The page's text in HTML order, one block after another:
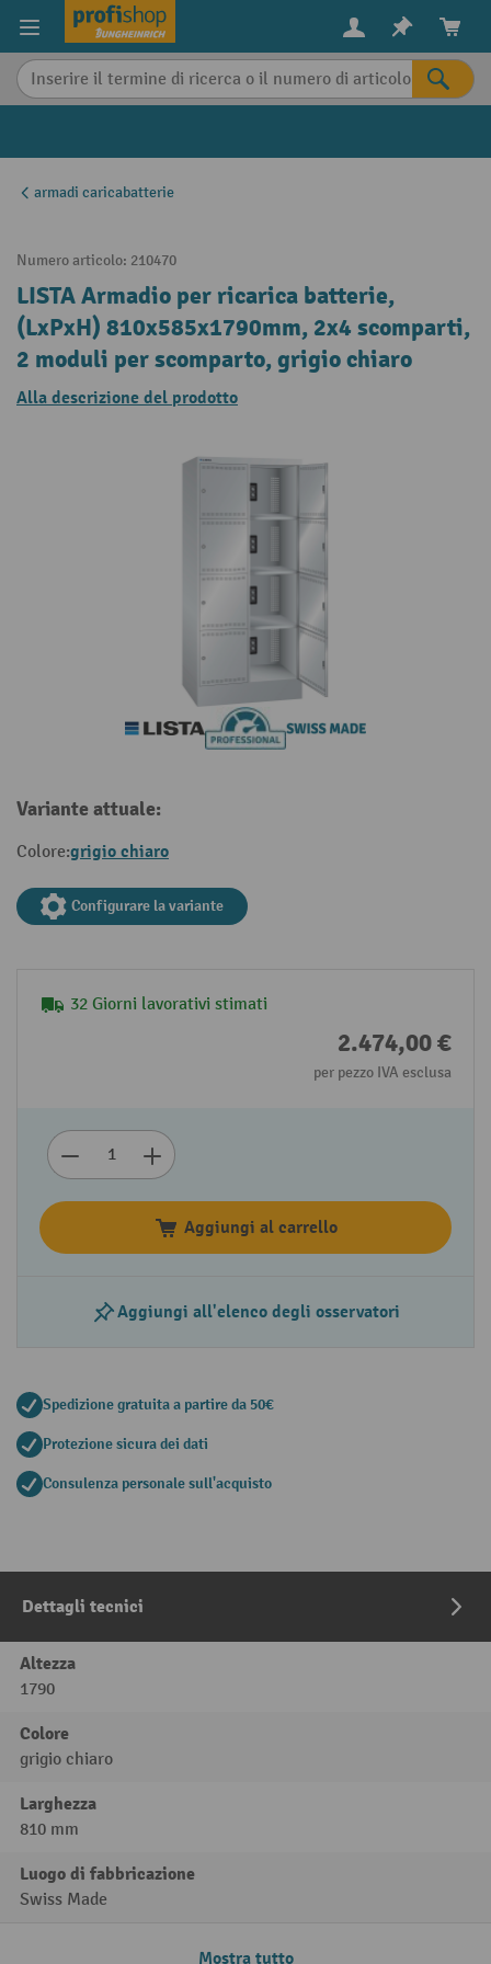
content
armadi caricabatterie
Numero articolo: 210470
LISTA Armadio per ricarica batterie,
(LxPxH) 810x585x1790mm, 2x4 scomparti,
2 moduli per scomparto, grigio chiaro
Alla descrizione del prodotto
Variante attuale:
Colore:grigio chiaro
Configurare la variante
32 Giorni lavorativi stimati
2.474,00 €
per pezzo IVA esclusa
Aggiungi al carrello
Aggiungi all'elenco degli osservatori
Spedizione gratuita a partire da 50€
Protezione sicura dei dati
Consulenza personale sull'acquisto
Dettagli tecnici
Altezza
1790
Colore
grigio chiaro
Larghezza
810 mm
Luogo di fabbricazione
Swiss Made
Mostra tutto